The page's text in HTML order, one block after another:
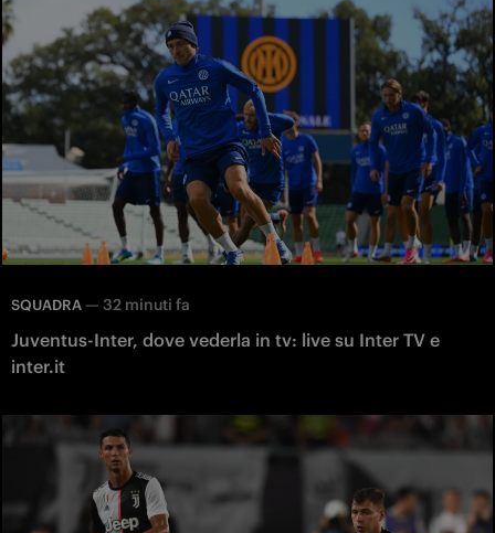
SQUADRA — 32 minuti fa
Juventus-Inter, dove vederla in tv: live su Inter TV e
inter.it